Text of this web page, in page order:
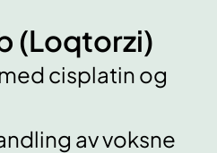
(Loqtorzi)
cisplatin og
av voksne